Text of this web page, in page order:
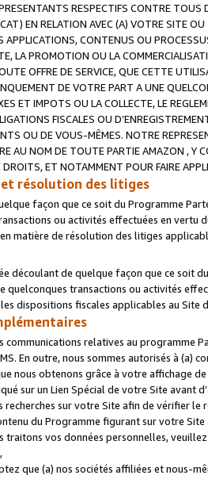
RESPECTIFS CONTRE
EN RELATION AVEC (A) VOTRE SITE
APPLICATIONS, CONTENUS OU
LA PROMOTION OU LA
OFFRE DE SERVICE, QUE CETTE
DE VOTRE PART A UNE
ET IMPOTS OU LA COLLECTE, LE
FISCALES OU
OU DE VOUS-MÊMES. NOTRE
AU NOM DE TOUTE PARTIE AMAZON , Y
ET NOTAMMENT POUR FAIRE
résolution des litiges
façon que ce soit du Programme
ou activités effectuées en vertu
matière de résolution des litiges
découlant de quelque façon que ce soit
quelconques transactions ou activités
dispositions fiscales applicables au Site
communications relatives au programme
En outre, nous sommes autorisés à
nous obtenons grâce à votre affichage
sur un Lien Spécial de votre Site avant
recherches sur votre Site afin de vérifier
du Programme figurant sur votre
traitons vos données personnelles,
,
que (a) nos sociétés affiliées et nous-